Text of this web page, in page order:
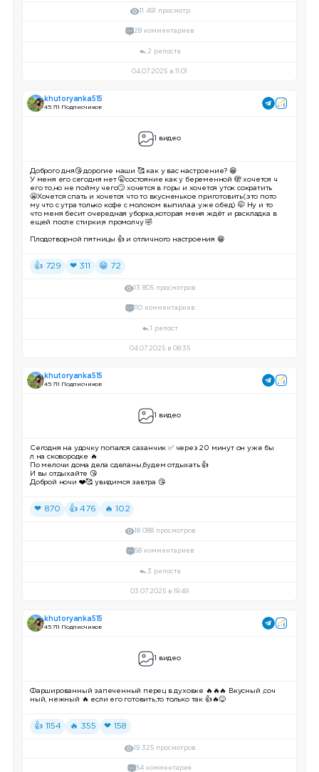
11 491 просмотр
28 комментариев
2 репоста
04.07.2025 в 11:01
khutoryanka515
45 711 Подписчиков
1 видео
Доброго дня😘 дорогие наши 🥰 как у вас настроение? 😁
У меня его сегодня нет 🤫состояние как у беременной 🫣 хочется ч
его то,но не пойму чего🙄 хочется в горы и хочется уток сократить
😬Хочется спать и хочется что то вкусненькое приготовить(это пото
му что с утра только кофе с молоком выпила,а уже обед) 🤭 Ну и то
что меня бесит очередная уборка,которая меня ждёт и раскладка в
ещей после стирки,я промолчу 🤣
Плодотворной пятницы 👍 и отличного настроения 😁
👍 729 ❤ 311 😁 72
13 805 просмотров
110 комментариев
1 репост
04.07.2025 в 08:35
khutoryanka515
45 711 Подписчиков
1 видео
Сегодня на удочку попался сазанчик ✅ через 20 минут он уже бы
л на сковородке 🔥
По мелочи дома дела сделаны,будем отдыхать 👍
И вы отдыхайте 😘
Доброй ночи ❤️🥰 увидимся завтра 😘
❤ 870 👍 476 🔥 102
18 088 просмотров
58 комментариев
3 репоста
03.07.2025 в 19:49
khutoryanka515
45 711 Подписчиков
1 видео
Фаршированный запеченный перец в духовке 🔥🔥🔥 Вкусный ,соч
ный, нежный 🔥 если его готовить,то только так 👍🔥😋
👍 1154 🔥 355 ❤ 158
19 325 просмотров
54 комментария